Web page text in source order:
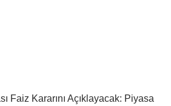
Faiz Kararını Açıklayacak: Piyasa